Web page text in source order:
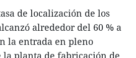
de localización de los
alrededor del 60 % a
la entrada en pleno